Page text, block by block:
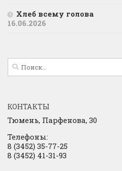
Хлеб всему голова
16.06.2026
Найти:
КОНТАКТЫ
Тюмень, Парфенова, 30
Телефоны:
8 (3452) 35-77-25
8 (3452) 41-31-93